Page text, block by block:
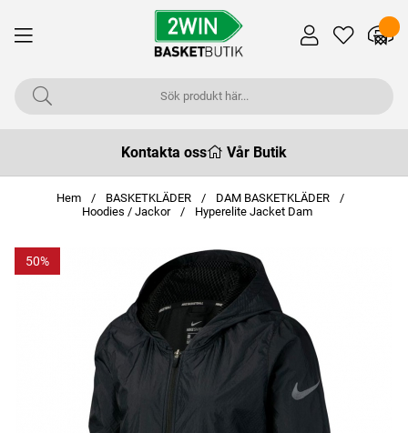
Kontakta oss Vår Butik
Hem BASKETKLÄDER
DAM BASKETKLÄDER
Hoodies / Jackor
Hyperelite Jacket Dam
50